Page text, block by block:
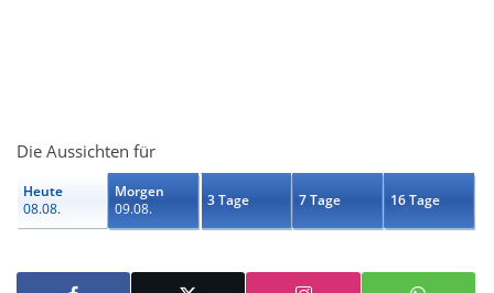
Die Aussichten für
Heute
08.08.
Morgen
09.08.
3 Tage 7 Tage 16 Tage